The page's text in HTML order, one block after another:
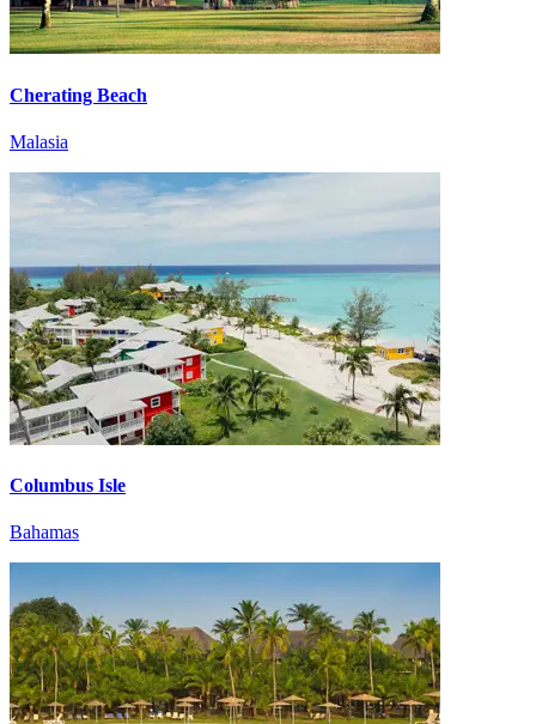
Cherating Beach
Malasia
Columbus Isle
Bahamas